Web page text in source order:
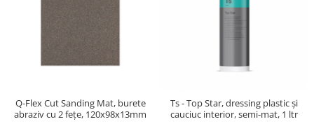
Q-Flex Cut Sanding Mat, burete
abraziv cu 2 fețe, 120x98x13mm
Ts - Top Star, dressing plastic și
cauciuc interior, semi-mat, 1 ltr